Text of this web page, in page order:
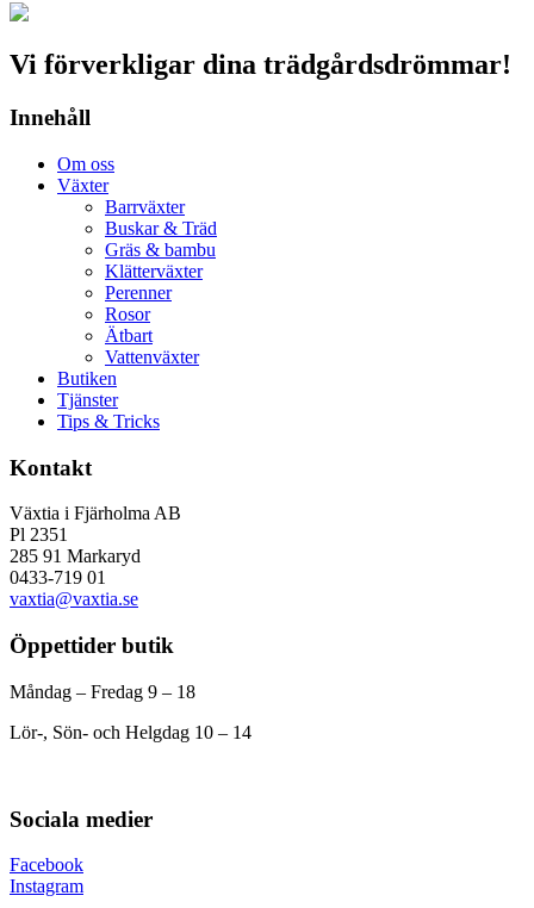
Vi förverkligar dina trädgårdsdrömmar!
Innehåll
Om oss
Växter
Barrväxter
Buskar & Träd
Gräs & bambu
Klätterväxter
Perenner
Rosor
Ätbart
Vattenväxter
Butiken
Tjänster
Tips & Tricks
Kontakt
Växtia i Fjärholma AB
Pl 2351
285 91 Markaryd
0433-719 01
vaxtia@vaxtia.se
Öppettider butik
Måndag – Fredag 9 – 18
Lör-, Sön- och Helgdag 10 – 14
Sociala medier
Facebook
Instagram